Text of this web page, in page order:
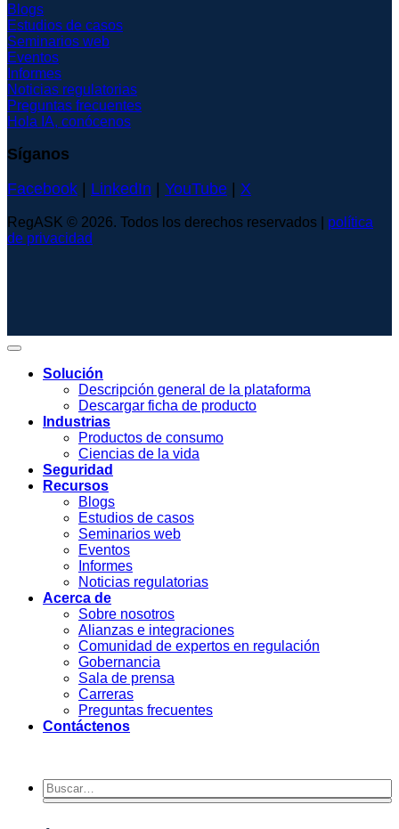
Blogs
Estudios de casos
Seminarios web
Eventos
Informes
Noticias regulatorias
Preguntas frecuentes
Hola IA, conócenos
Síganos
Facebook | LinkedIn | YouTube | X
RegASK © 2026. Todos los derechos reservados | política
de privacidad
Solución
Descripción general de la plataforma
Descargar ficha de producto
Industrias
Productos de consumo
Ciencias de la vida
Seguridad
Recursos
Blogs
Estudios de casos
Seminarios web
Eventos
Informes
Noticias regulatorias
Acerca de
Sobre nosotros
Alianzas e integraciones
Comunidad de expertos en regulación
Gobernancia
Sala de prensa
Carreras
Preguntas frecuentes
Contáctenos